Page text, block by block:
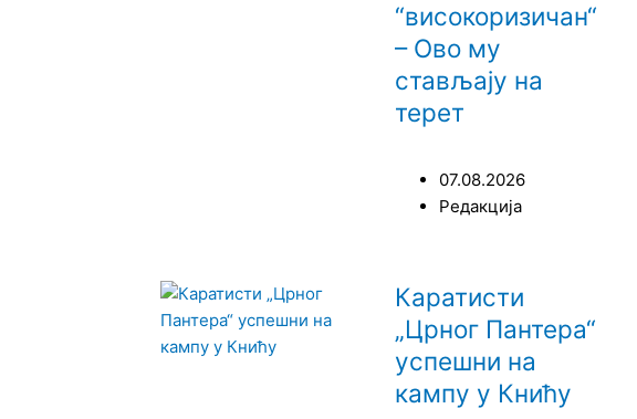
“високоризичан“
– Ово му
стављају на
терет
07.08.2026
Редакција
Каратисти
„Црног Пантера“
успешни на
кампу у Книћу